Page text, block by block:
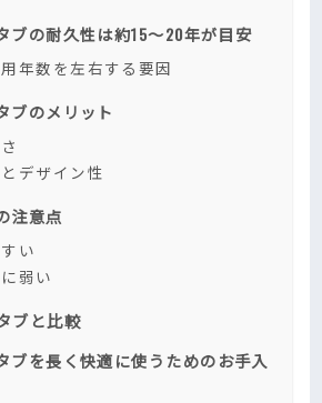
ブの耐久性は約15～20年が目安
年数を左右する要因
ブのメリット
デザイン性
注意点
い
弱い
ブと比較
ブを長く快適に使うためのお手入